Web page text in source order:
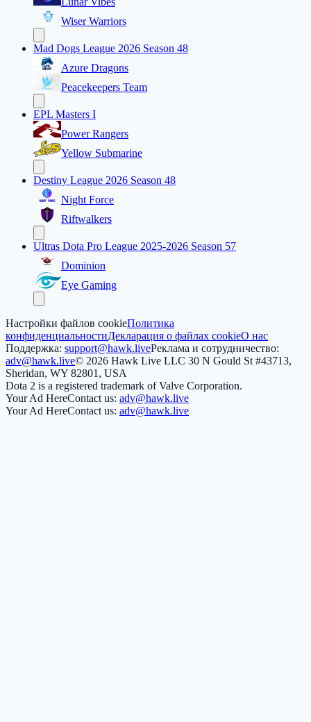
Wiser Warriors
Mad Dogs League 2026 Season 48
Azure Dragons
Peacekeepers Team
EPL Masters I
Power Rangers
Yellow Submarine
Destiny League 2026 Season 48
Night Force
Riftwalkers
Ultras Dota Pro League 2025-2026 Season 57
Dominion
Eye Gaming
Настройки файлов cookieПолитика
конфиденциальностиДекларация о файлах cookieО нас
Поддержка: support@hawk.liveРеклама и сотрудничество:
adv@hawk.live© 2026 Hawk Live LLC 30 N Gould St #43713,
Sheridan, WY 82801, USA
Dota 2 is a registered trademark of Valve Corporation.
Your Ad HereContact us: adv@hawk.live
Your Ad HereContact us: adv@hawk.live